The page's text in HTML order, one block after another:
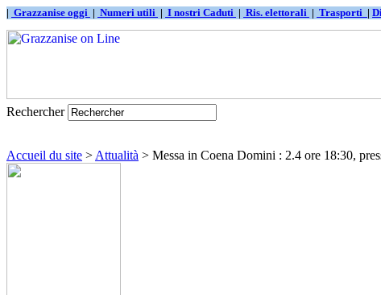
| Grazzanise oggi | Numeri utili | I nostri Caduti | Ris. elettorali | Trasporti |
Rechercher
Accueil du site > Attualità > Messa in Coena Domini : 2.4 ore 18:30,